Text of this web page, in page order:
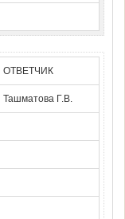
ОТВЕТЧИК
Ташматова Г.В.